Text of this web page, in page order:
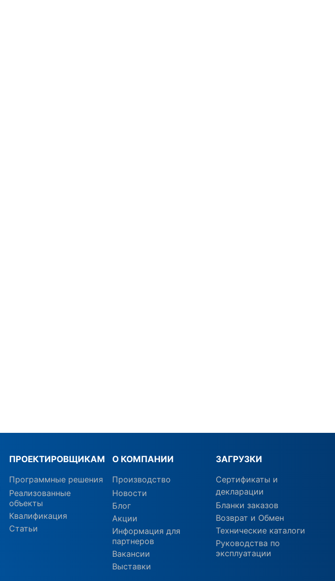
ПРОЕКТИРОВЩИКАМ
Программные решения
Реализованные
объекты
Квалификация
Статьи
О КОМПАНИИ
Производство
Новости
Блог
Акции
Информация для
партнеров
Вакансии
Выставки
ЗАГРУЗКИ
Сертификаты и
декларации
Бланки заказов
Возврат и Обмен
Технические каталоги
Руководства по
эксплуатации